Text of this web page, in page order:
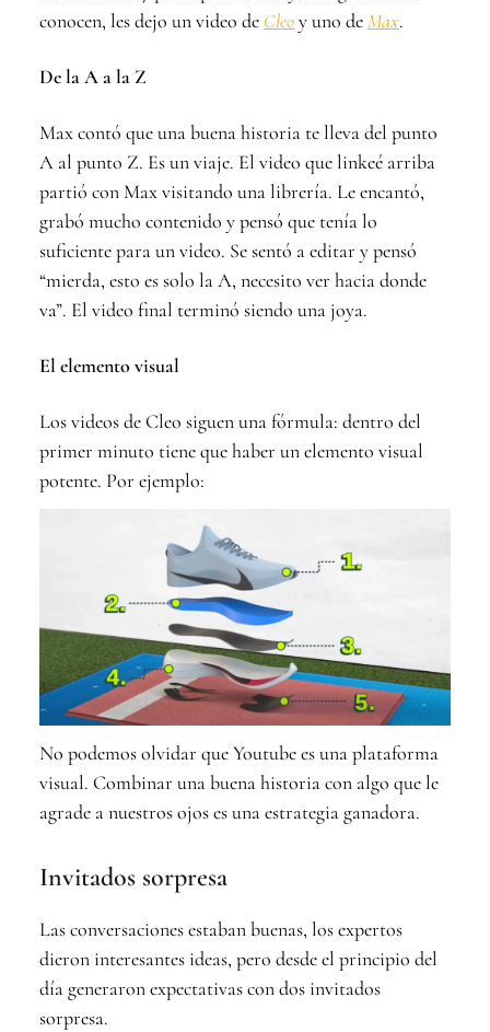
conocen, les dejo un video de Cleoy uno deMax.
De la A a la Z
Max contó que una buena historia te lleva del punto
A al punto Z. Es un viaje. El video que linkeé arriba
partió con Max visitando una librería. Le encantó,
grabó mucho contenido y pensó que tenía lo
suficiente para un video. Se sentó a editar y pensó
“mierda, esto es solo la A, necesito ver hacia donde
va”. El video final terminó siendo una joya.
El elemento visual
Los videos de Cleo siguen una fórmula: dentro del
primer minuto tiene que haber un elemento visual
potente. Por ejemplo:
No podemos olvidar que Youtube es una plataforma
visual. Combinar una buena historia con algo que le
agrade a nuestros ojos es una estrategia ganadora.
Invitados sorpresa
Las conversaciones estaban buenas, los expertos
dieron interesantes ideas, pero desde el principio del
día generaron expectativas con dos invitados
sorpresa.